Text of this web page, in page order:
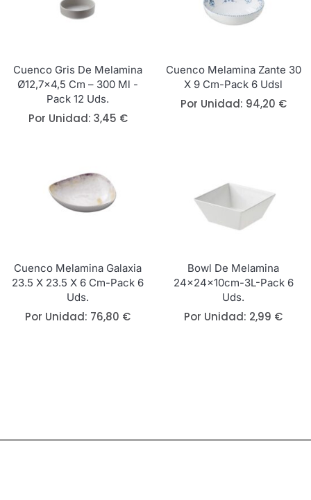
Cuenco Gris De Melamina
Ø12,7×4,5 Cm – 300 Ml -
Pack 12 Uds.
Por Unidad: 3,45 €
Cuenco Melamina Zante 30
X 9 Cm-Pack 6 Udsl
Por Unidad: 94,20 €
Cuenco Melamina Galaxia
23.5 X 23.5 X 6 Cm-Pack 6
Uds.
Por Unidad: 76,80 €
Bowl De Melamina
24x24x10cm-3L-Pack 6
Uds.
Por Unidad: 2,99 €